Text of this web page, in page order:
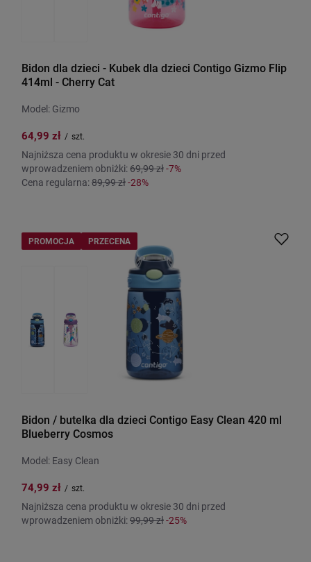
Bidon dla dzieci - Kubek dla dzieci Contigo Gizmo Flip
414ml - Cherry Cat
Model: Gizmo
64,99 zł / szt.
Najniższa cena produktu w okresie 30 dni przed
wprowadzeniem obniżki:69,99 zł-7%
Cena regularna:89,99 zł-28%
PROMOCJA PRZECENA
Bidon / butelka dla dzieci Contigo Easy Clean 420 ml
Blueberry Cosmos
Model: Easy Clean
74,99 zł / szt.
Najniższa cena produktu w okresie 30 dni przed
wprowadzeniem obniżki:99,99 zł-25%